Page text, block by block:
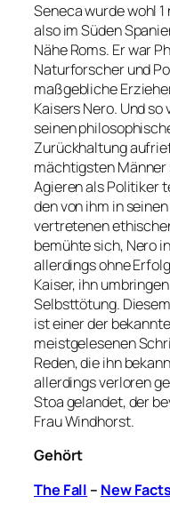
Seneca wurde wohl
also im Süden
Nähe Roms. Er war
Naturforscher und
maßgebliche
Kaisers Nero. Und
seinen
Zurückhaltung
mächtigsten Männer
Agieren als Politiker
den von ihm in
vertretenen
bemühte sich, Nero
allerdings ohne
Kaiser, ihn
Selbsttötung.
ist einer der
meistgelesenen
Reden, die ihn
allerdings verloren
Stoa gelandet, der
Frau Windhorst.
Gehört
The Fall – New